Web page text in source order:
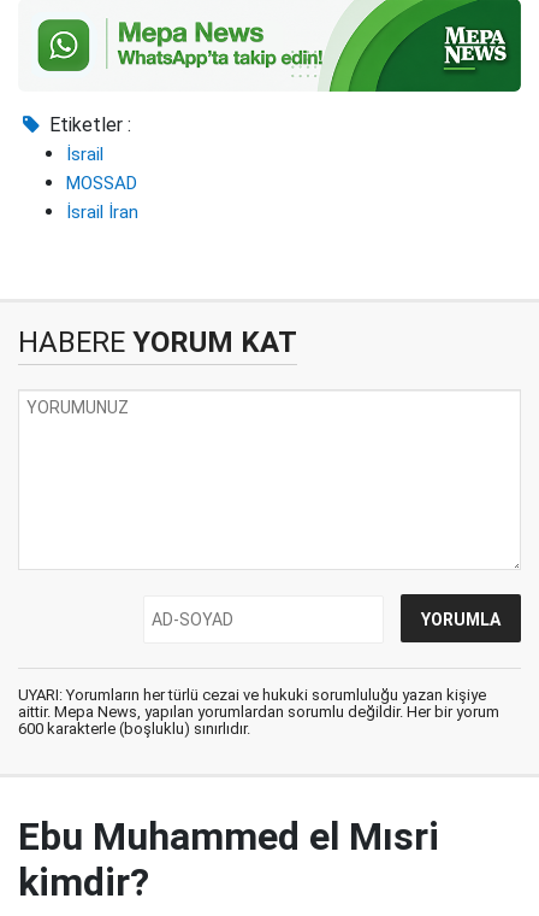
Etiketler :
İsrail
MOSSAD
İsrail İran
HABERE YORUM KAT
UYARI: Yorumların her türlü cezai ve hukuki sorumluluğu yazan kişiye
aittir. Mepa News, yapılan yorumlardan sorumlu değildir. Her bir yorum
600 karakterle (boşluklu) sınırlıdır.
Ebu Muhammed el Mısri
kimdir?